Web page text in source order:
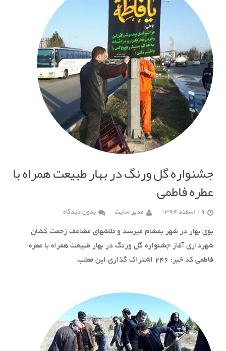
جشنواره گل ورنگ در بهار طبیعت همراه با
عطره فاطمی
19 اسفند 1394 مدیر سایت بدون دیدگاه
بوی بهار در شهر بمشام میرسد و تلاشهای مضاعف زحمت کشان
شهرداری آغاز جشنواره گل ورنگ در بهار طبیعت همراه با عطره
فاطمی کد خبر: ٢۴۶ اشتراک گذاری این مطلب